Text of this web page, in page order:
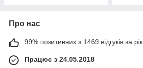
Про нас
99% позитивних з 1469 відгуків за рік
Працює з 24.05.2018